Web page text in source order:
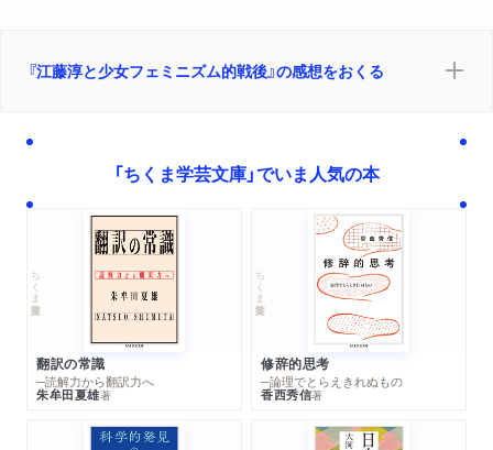
『江藤淳と少女フェミニズム的戦後』の感想をおくる
「ちくま学芸文庫」でいま人気の本
ちくま学芸文庫
翻訳の常識
─読解力から翻訳力へ
朱牟田夏雄著
ちくま学芸文庫
修辞的思考
─論理でとらえきれぬもの
香西秀信著